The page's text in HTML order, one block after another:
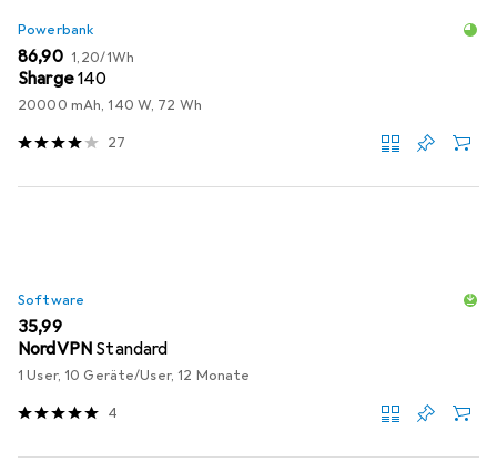
Powerbank
EUR
86,90 EUR
1,20/1Wh
Sharge140
20000 mAh, 140 W, 72 Wh
27
Software
EUR
35,99
NordVPN Standard
1 User, 10 Geräte/User, 12 Monate
4